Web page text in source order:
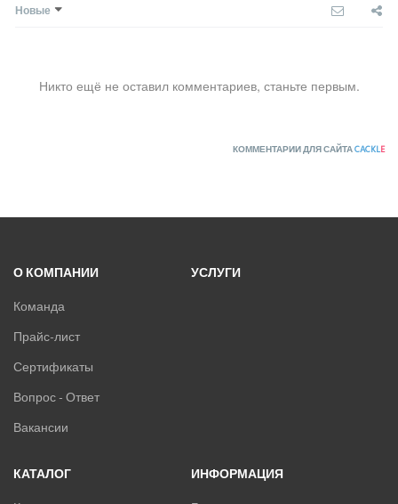
LEGION
Marsa
Мульти-сплит системы
Внешние блоки Neoflexi. 3-5 комнат
Канальные внутренние блоки мульти-сплит MTIU
Кассетные внутренние блоки мульти-сплит системы
Настенные внутренние блоки мульти-сплит Breezeless
Напольно-потолочные кондиционеры
Mitsubishi Heavy Industries
Новые
Никто ещё не оставил комментариев, станьте первым.
КОММЕНТАРИИ ДЛЯ САЙТАCACKLE
О КОМПАНИИ
Команда
Прайс-лист
Сертификаты
Вопрос - Ответ
Вакансии
УСЛУГИ
КАТАЛОГ
ИНФОРМАЦИЯ